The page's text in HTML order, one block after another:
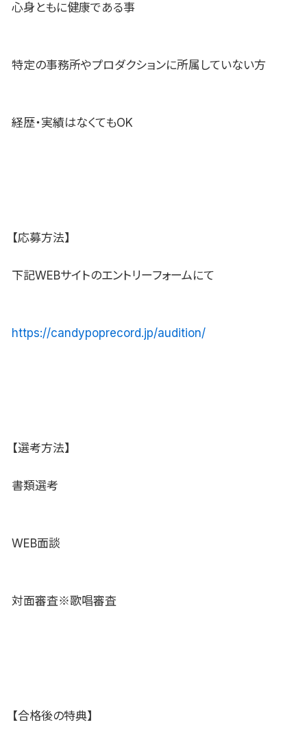
心身ともに健康である事
特定の事務所やプロダクションに所属していない方
経歴・実績はなくてもOK
【応募方法】
下記WEBサイトのエントリーフォームにて
https://candypoprecord.jp/audition/
【選考方法】
書類選考
WEB面談
対面審査※歌唱審査
【合格後の特典】